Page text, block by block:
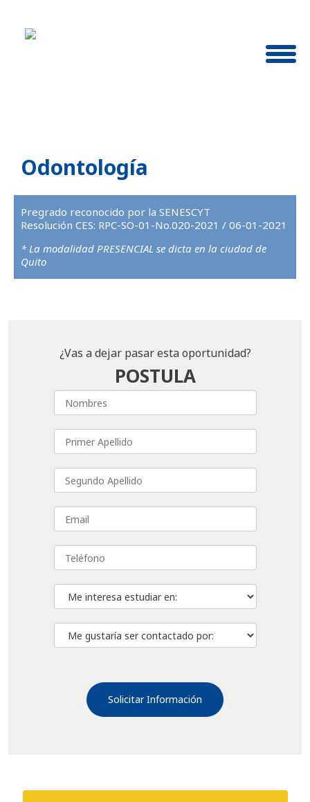
Odontología
Pregrado reconocido por la SENESCYT
Resolución CES: RPC-SO-01-No.020-2021 / 06-01-2021
* La modalidad PRESENCIAL se dicta en la ciudad de
Quito
¿Vas a dejar pasar esta oportunidad?
POSTULA